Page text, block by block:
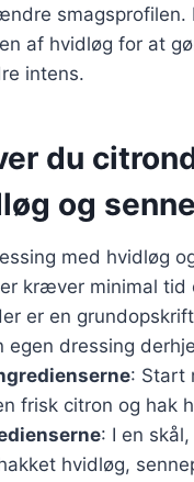
smagsprofilen.
af hvidløg for at
intens.
du
og
med hvidløg
kræver minimal tid
er en
egen dressing
: Start
frisk citron og hak
: I en
hvidløg,